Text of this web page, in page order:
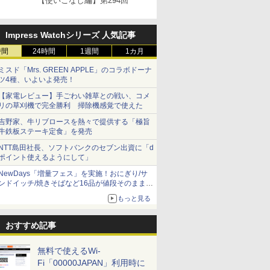
Impress Watchシリーズ 人気記事
24時間 1週間 1カ月
スド「Mrs. GREEN APPLE」のコラボドーナ
4種、いよいよ発売！
家電レビュー】手ごわい雑草との戦い、コメ
の草刈機で完全勝利 掃除機感覚で使えた
野家、牛リブロースを熱々で提供する「極旨
鉄板ステーキ定食」を発売
島田社長、ソフトバンクのセブン出資に「d
イント使えるようにして」
「増量フェス」を実施！おにぎり/サ
ドイッチ/焼きそばなど16品が値段そのままで
もっと見る
おすすめ記事
無料で使えるWi-
Fi「00000JAPAN」利用時に